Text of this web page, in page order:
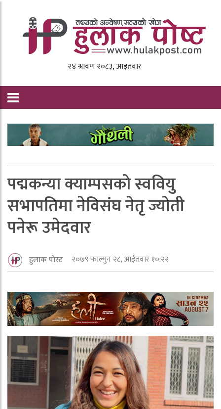
पद्मकन्या क्याम्पसकाे स्ववियु
सभापतिमा नेविसंघ नेतृ ज्याेती
पनेरू उमेदवार
हुलाक पोस्ट २०७९ फाल्गुन २८, आईतवार १०:२२